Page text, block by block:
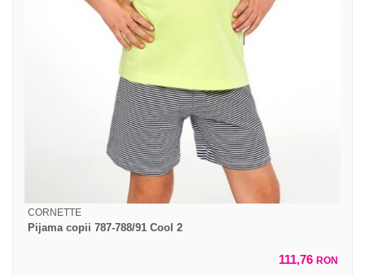
CORNETTE
Pijama copii 787-788/91 Cool 2
111,76 RON